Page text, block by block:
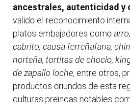
ancestrales, autenticidad y
valido el reconocimiento
platos embajadores como
cabrito, causa ferreñafana,
norteña, tortitas de choclo,
de zapallo loche, entre otros,
productos oriundos de esta
culturas preincas notables